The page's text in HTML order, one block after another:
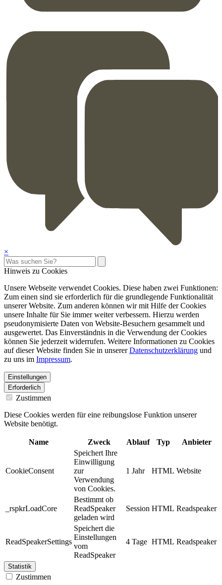
×
Hinweis zu Cookies
Unsere Webseite verwendet Cookies. Diese haben zwei Funktionen:
Zum einen sind sie erforderlich für die grundlegende Funktionalität
unserer Website. Zum anderen können wir mit Hilfe der Cookies
unsere Inhalte für Sie immer weiter verbessern. Hierzu werden
pseudonymisierte Daten von Website-Besuchern gesammelt und
ausgewertet. Das Einverständnis in die Verwendung der Cookies
können Sie jederzeit widerrufen. Weitere Informationen zu Cookies
auf dieser Website finden Sie in unsererDatenschutzerklärung und
zu uns im Impressum.
Einstellungen
Erforderlich
Zustimmen
Diese Cookies werden für eine reibungslose Funktion unserer
Website benötigt.
Name Zweck Ablauf Typ Anbieter
CookieConsent
Speichert Ihre
Einwilligung
zur
Verwendung
von Cookies.
1 Jahr HTML Website
_rspkrLoadCore
Bestimmt ob
ReadSpeaker
geladen wird
Session HTML Readspeaker
ReadSpeakerSettings
Speichert die
Einstellungen
vom
ReadSpeaker
4 Tage HTML Readspeaker
Statistik
Zustimmen